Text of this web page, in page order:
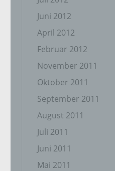
Juni 2012
April 2012
Februar 2012
November 2011
Oktober 2011
September 2011
August 2011
Juli 2011
Juni 2011
Mai 2011